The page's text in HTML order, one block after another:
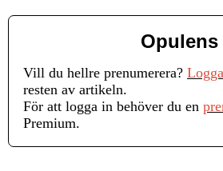
Opulens
Vill du hellre prenumerera?
resten av artikeln.
För att logga in behöver du en
Premium.